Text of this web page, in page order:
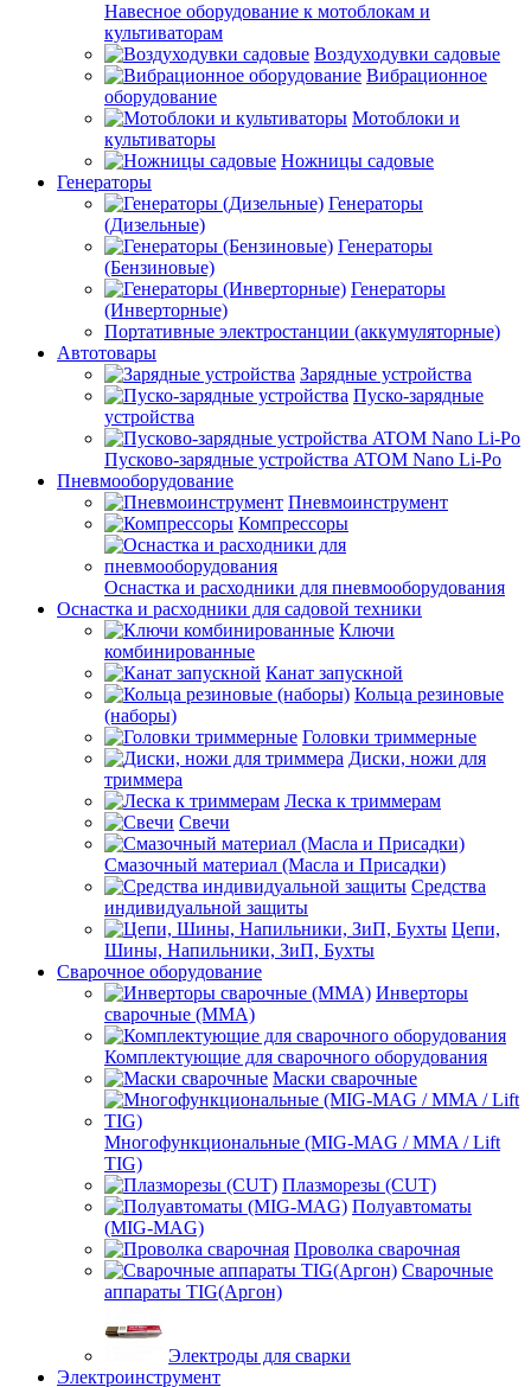
Навесное оборудование к мотоблокам и
культиваторам
Воздуходувки садовые
Вибрационное
оборудование
Мотоблоки и
культиваторы
Ножницы садовые
Генераторы
Генераторы
(Дизельные)
Генераторы
(Бензиновые)
Генераторы
(Инверторные)
Портативные электростанции (аккумуляторные)
Автотовары
Зарядные устройства
Пуско-зарядные
устройства
Пусково-зарядные устройства ATOM Nano Li-Po
Пневмооборудование
Пневмоинструмент
Компрессоры
Оснастка и расходники для пневмооборудования
Оснастка и расходники для садовой техники
Ключи
комбинированные
Канат запускной
Кольца резиновые
(наборы)
Головки триммерные
Диски, ножи для
триммера
Леска к триммерам
Свечи
Смазочный материал (Масла и Присадки)
Средства
индивидуальной защиты
Цепи,
Шины, Напильники, ЗиП, Бухты
Сварочное оборудование
Инверторы
сварочные (ММА)
Комплектующие для сварочного оборудования
Маски сварочные
Многофункциональные (MIG-MAG / MMA / Lift
TIG)
Плазморезы (CUT)
Полуавтоматы
(МIG-MAG)
Проволка сварочная
Сварочные
аппараты TIG(Аргон)
Электроды для сварки
Электроинструмент